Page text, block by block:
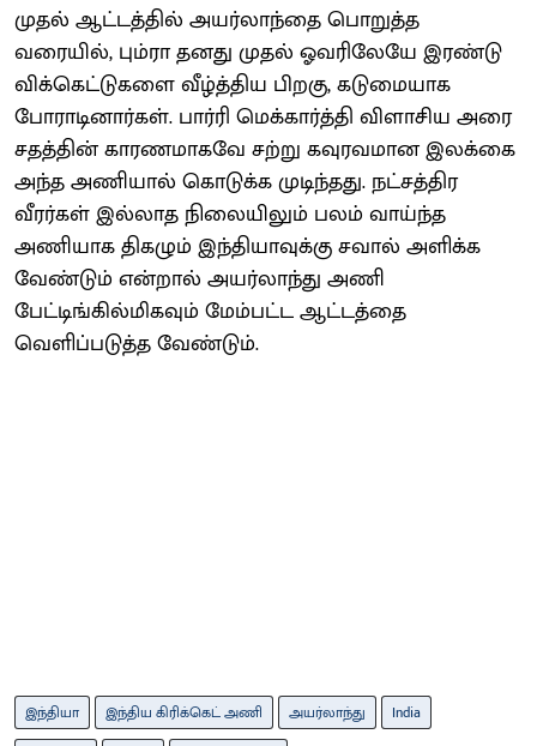
முதல் ஆட்டத்தில் அயர்லாந்தை பொறுத்த
வரையில், பும்ரா தனது முதல் ஓவரிலேயே இரண்டு
விக்கெட்டுகளை வீழ்த்திய பிறகு, கடுமையாக
போராடினார்கள். பார்ரி மெக்கார்த்தி விளாசிய அரை
சதத்தின் காரணமாகவே சற்று கவுரவமான இலக்கை
அந்த அணியால் கொடுக்க முடிந்தது. நட்சத்திர
வீரர்கள் இல்லாத நிலையிலும் பலம் வாய்ந்த
அணியாக திகழும் இந்தியாவுக்கு சவால் அளிக்க
வேண்டும் என்றால் அயர்லாந்து அணி
பேட்டிங்கில்மிகவும் மேம்பட்ட ஆட்டத்தை
வெளிப்படுத்த வேண்டும்.
இந்தியா இந்திய கிரிக்கெட் அணி அயர்லாந்து
India